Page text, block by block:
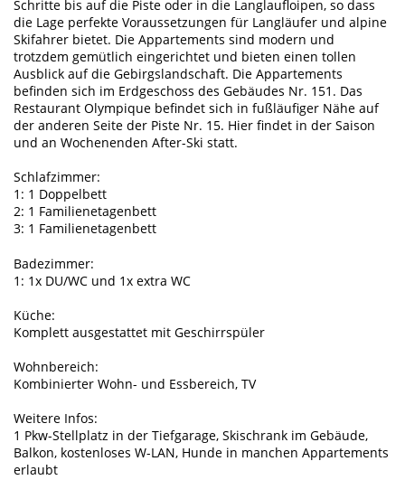
Schritte bis auf die Piste oder in die Langlaufloipen, so dass
die Lage perfekte Voraussetzungen für Langläufer und alpine
Skifahrer bietet. Die Appartements sind modern und
trotzdem gemütlich eingerichtet und bieten einen tollen
Ausblick auf die Gebirgslandschaft. Die Appartements
befinden sich im Erdgeschoss des Gebäudes Nr. 151. Das
Restaurant Olympique befindet sich in fußläufiger Nähe auf
der anderen Seite der Piste Nr. 15. Hier findet in der Saison
und an Wochenenden After-Ski statt.
Schlafzimmer:
1: 1 Doppelbett
2: 1 Familienetagenbett
3: 1 Familienetagenbett
Badezimmer:
1: 1x DU/WC und 1x extra WC
Küche:
Komplett ausgestattet mit Geschirrspüler
Wohnbereich:
Kombinierter Wohn- und Essbereich, TV
Weitere Infos:
1 Pkw-Stellplatz in der Tiefgarage, Skischrank im Gebäude,
Balkon, kostenloses W-LAN, Hunde in manchen Appartements
erlaubt